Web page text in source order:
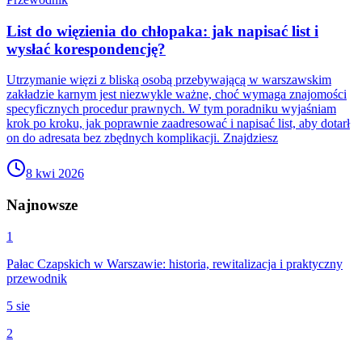
List do więzienia do chłopaka: jak napisać list i
wysłać korespondencję?
Utrzymanie więzi z bliską osobą przebywającą w warszawskim
zakładzie karnym jest niezwykle ważne, choć wymaga znajomości
specyficznych procedur prawnych. W tym poradniku wyjaśniam
krok po kroku, jak poprawnie zaadresować i napisać list, aby dotarł
on do adresata bez zbędnych komplikacji. Znajdziesz
8 kwi 2026
Najnowsze
1
Pałac Czapskich w Warszawie: historia, rewitalizacja i praktyczny
przewodnik
5 sie
2